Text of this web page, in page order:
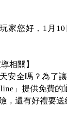
家您好，1月
相關】
安全嗎？為了
」提供免費
，還有好禮要送